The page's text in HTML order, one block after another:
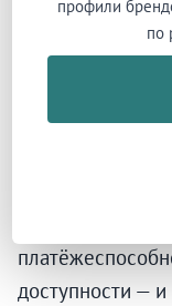
платить
Премиальные
коротким
доставить
доступности —
профили
по